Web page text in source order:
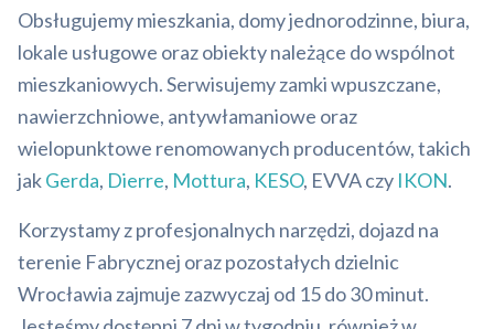
Obsługujemy mieszkania, domy jednorodzinne, biura,
lokale usługowe oraz obiekty należące do wspólnot
mieszkaniowych. Serwisujemy zamki wpuszczane,
nawierzchniowe, antywłamaniowe oraz
wielopunktowe renomowanych producentów, takich
jakGerda, Dierre, Mottura, KESO, EVVA czy IKON.
Korzystamy z profesjonalnych narzędzi, dojazd na
terenie Fabrycznej oraz pozostałych dzielnic
Wrocławia zajmuje zazwyczaj od 15 do 30 minut.